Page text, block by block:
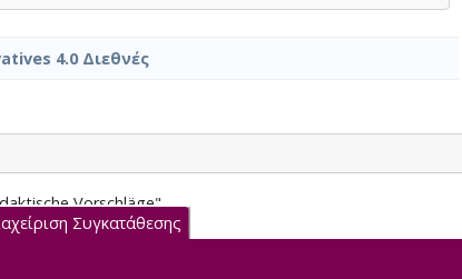
4.0 Διεθνές
Vorschläge"
Συγκατάθεσης